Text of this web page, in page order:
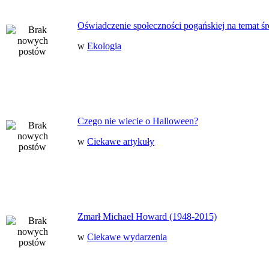
Oświadczenie społeczności pogańskiej na temat
w Ekologia
Czego nie wiecie o Halloween?
w Ciekawe artykuły
Zmarł Michael Howard (1948-2015)
w Ciekawe wydarzenia